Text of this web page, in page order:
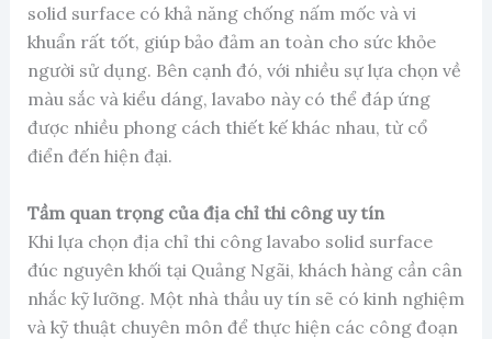
solid surface có khả năng chống nấm mốc và vi
khuẩn rất tốt, giúp bảo đảm an toàn cho sức khỏe
người sử dụng. Bên cạnh đó, với nhiều sự lựa chọn về
màu sắc và kiểu dáng, lavabo này có thể đáp ứng
được nhiều phong cách thiết kế khác nhau, từ cổ
điển đến hiện đại.
Tầm quan trọng của địa chỉ thi công uy tín
Khi lựa chọn địa chỉ thi công lavabo solid surface
đúc nguyên khối tại Quảng Ngãi, khách hàng cần cân
nhắc kỹ lưỡng. Một nhà thầu uy tín sẽ có kinh nghiệm
và kỹ thuật chuyên môn để thực hiện các công đoạn